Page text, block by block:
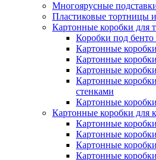
Многоярусные
Пластиковые тортницы
Картонные коробки для
Коробки под бенто
Картонные
Картонные
Картонные
Картонные
стенками
Картонные
Картонные коробки для
Картонные
Картонные
Картонные
Картонные